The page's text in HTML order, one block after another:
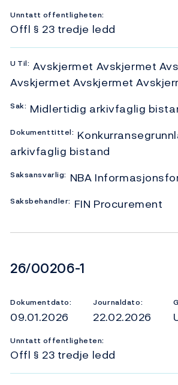
Unntatt offentligheten:
Offl § 23 tredje ledd
U Til: Avskjermet Avskjermet
Avskjermet Avskjermet
Sak: Midlertidig arkivfaglig
Dokumenttittel:
arkivfaglig bistand
Saksansvarlig: NBA
Saksbehandler: FIN Procurement
Dokumentnummer
26/00206-1
Dokumentdato:
09.01.2026
Journaldato:
22.02.2026
Unntatt offentligheten:
Offl § 23 tredje ledd